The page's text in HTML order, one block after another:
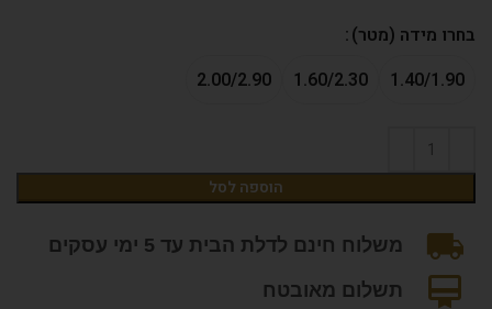
בחרו מידה (מטר)
1.40/1.90
1.60/2.30
2.00/2.90
הוספה לסל
משלוח חינם לדלת הבית עד 5 ימי עסקים
תשלום מאובטח